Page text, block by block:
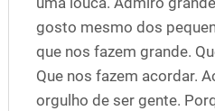
gosto mesmo dos
que nos fazem grande.
Que nos fazem acordar.
orgulho de ser gente.